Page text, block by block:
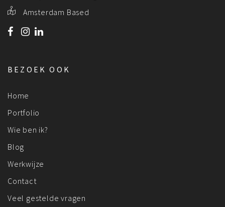
Amsterdam Based
BEZOEK OOK
Home
Portfolio
Wie ben ik?
Blog
Werkwijze
Contact
Veel gestelde vragen